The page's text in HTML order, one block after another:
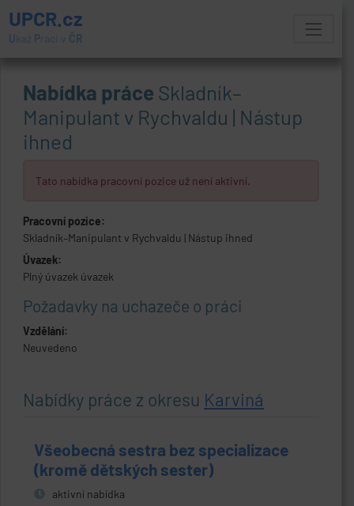
UPCR.cz
U kaž Práci v ČR
Nabídka práce Skladník–
Manipulant v Rychvaldu | Nástup
ihned
Tato nabídka pracovní pozice už není aktivní.
Pracovní pozice:
Skladník–Manipulant v Rychvaldu | Nástup ihned
Úvazek:
Plný úvazek úvazek
Požadavky na uchazeče o práci
Vzdělání:
Neuvedeno
Nabídky práce z okresu Karviná
Všeobecná sestra bez specializace
(kromě dětských sester)
aktivní nabídka